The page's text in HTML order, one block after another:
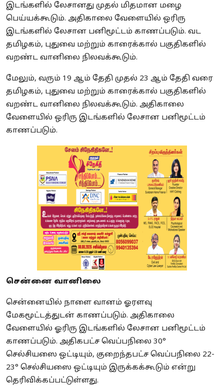
இடங்களில் லேசானது முதல் மிதமான மழை
பெய்யக்கூடும். அதிகாலை வேளையில் ஒரிரு
இடங்களில் லேசான பனிமூட்டம் காணப்படும். வட
தமிழகம், புதுவை மற்றும் காரைக்கால் பகுதிகளில்
வறண்ட வானிலை நிலவக்கூடும்.
மேலும், வரும் 19 ஆம் தேதி முதல் 23 ஆம் தேதி வரை
தமிழகம், புதுவை மற்றும் காரைக்கால் பகுதிகளில்
வறண்ட வானிலை நிலவக்கூடும். அதிகாலை
வேளையில் ஒரிரு இடங்களில் லேசான பனிமூட்டம்
காணப்படும்.
சென்னை வானிலை
சென்னையில் நாளை வானம் ஓரளவு
மேகமூட்டத்துடன் காணப்படும். அதிகாலை
வேளையில் ஓரிரு இடங்களில் லேசான பனிமூட்டம்
காணப்படும். அதிகபட்ச வெப்பநிலை 30°
செல்சியஸை ஒட்டியும், குறைந்தபட்ச வெப்பநிலை 22-
23° செல்சியஸை ஒட்டியும் இருக்கக்கூடும் என்று
தெரிவிக்கப்பட்டுள்ளது.